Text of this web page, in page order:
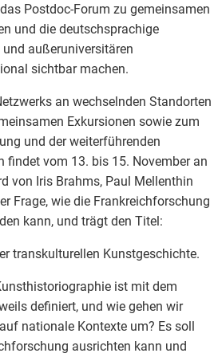
Postdoc-Forum zu gemeinsamen
und die deutschsprachige
außeruniversitären
sichtbar machen.
an wechselnden Standorten
Exkursionen sowie zum
und der weiterführenden
vom 13. bis 15. November an
von Iris Brahms, Paul Mellenthin
Frage, wie die Frankreichforschung
kann, und trägt den Titel:
transkulturellen Kunstgeschichte.
ist mit dem
definiert, und wie gehen wir
nationale Kontexte um? Es soll
ausrichten kann und